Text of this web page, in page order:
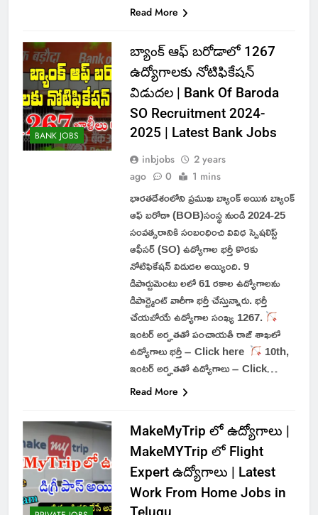
Read More
BANK JOBS
బ్యాంక్ ఆఫ్ బరోడాలో 1267
ఉద్యోగాలకు నోటిఫికేషన్
విడుదల | Bank Of Baroda
SO Recruitment 2024-
2025 | Latest Bank Jobs
inbjobs
2 years
ago
0 1 mins
భారతదేశంలోని ప్రముఖ బ్యాంక్ అయిన బ్యాంక్
ఆఫ్ బరోడా (BOB)సంస్థ నుండి 2024-25
సంవత్సరానికి సంబంధించి వివిధ స్పెషలిస్ట్
ఆఫీసర్ (SO) ఉద్యోగాల భర్తీ కొరకు
నోటిఫికేషన్ విడుదల అయ్యింది. 9
డిపార్టుమెంటు లలో 61 రకాల ఉద్యోగాలను
డిపార్ట్మెంట్ వారీగా భర్తీ చేస్తున్నారు. భర్తీ
చేయబోయే ఉద్యోగాల సంఖ్య 1267.
ఇంటర్ అర్హతతో పంచాయతీ రాజ్ శాఖలో
ఉద్యోగాలు భర్తీ – Click here
10th,
ఇంటర్ అర్హతతో ఉద్యోగాలు – Click…
Read More
MakeMyTrip లో ఉద్యోగాలు |
MakeMYTrip లో Flight
Expert ఉద్యోగాలు | Latest
Work From Home Jobs in
Telugu